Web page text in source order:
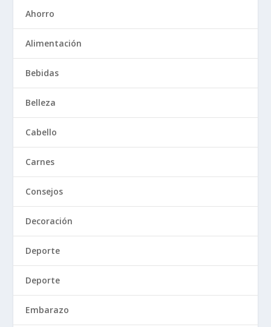
Ahorro
Alimentación
Bebidas
Belleza
Cabello
Carnes
Consejos
Decoración
Deporte
Deporte
Embarazo